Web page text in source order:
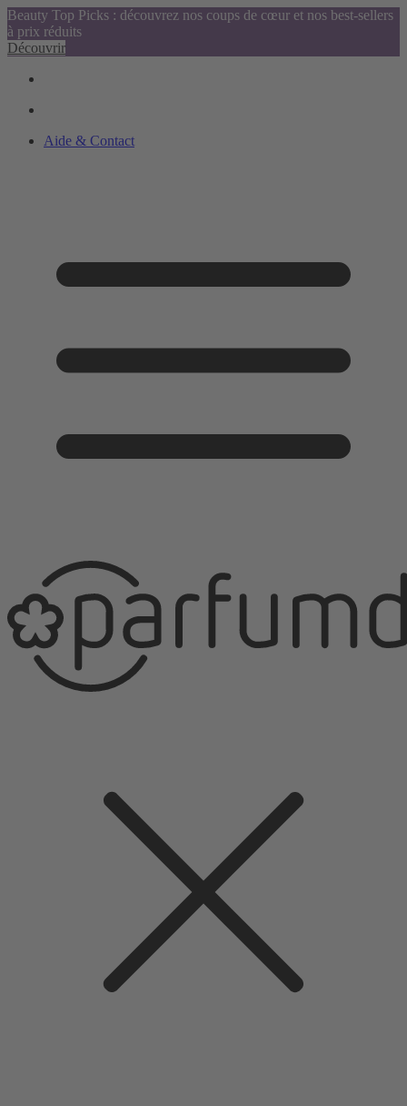
Beauty Top Picks : découvrez nos coups de cœur et nos best-sellers
à prix réduits
Découvrir
Aide & Contact